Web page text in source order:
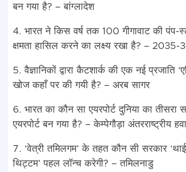
बन गया है? – बांग्लादेश
4. भारत ने किस वर्ष तक 100 गीगावाट की पंप-
क्षमता हासिल करने का लक्ष्य रखा है? – 2035-
5. वैज्ञानिकों द्वारा कैटशार्क की एक नई प्रजाति
खोज कहाँ पर की गयी है? – अरब सागर
6. भारत का कौन सा एयरपोर्ट दुनिया का
एयरपोर्ट बन गया है? – केम्पेगौड़ा अंतरराष्ट्रीय
7. ‘वेत्री तमिलगम’ के तहत कौन सी सरकार
थिट्टम’ पहल लॉन्च करेगी? – तमिलनाडु